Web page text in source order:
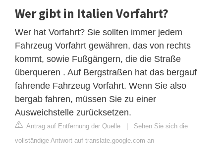
Wer gibt in Italien Vorfahrt?
Wer hat Vorfahrt? Sie sollten immer jedem
Fahrzeug Vorfahrt gewähren, das von rechts
kommt, sowie Fußgängern, die die Straße
überqueren . Auf Bergstraßen hat das bergauf
fahrende Fahrzeug Vorfahrt. Wenn Sie also
bergab fahren, müssen Sie zu einer
Ausweichstelle zurücksetzen.
Antrag auf Entfernung der Quelle | Sehen Sie sich die
vollständige Antwort auf translate.google.com an